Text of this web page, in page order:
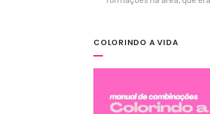
COLORINDO A VIDA